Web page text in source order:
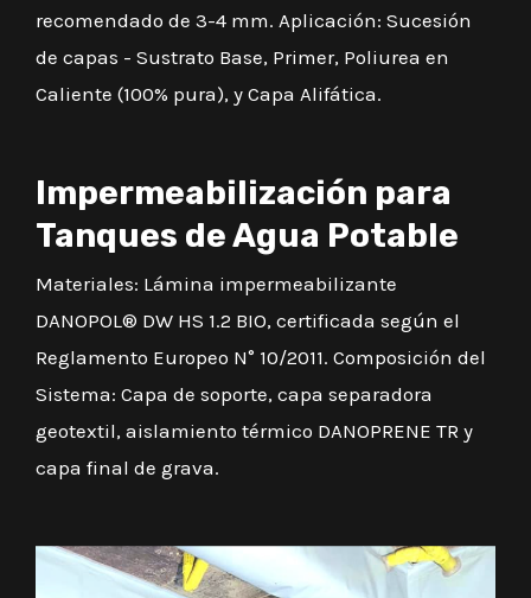
recomendado de 3-4 mm. Aplicación: Sucesión
de capas - Sustrato Base, Primer, Poliurea en
Caliente (100% pura), y Capa Alifática.
Impermeabilización para
Tanques de Agua Potable
Materiales: Lámina impermeabilizante
DANOPOL® DW HS 1.2 BIO, certificada según el
Reglamento Europeo N° 10/2011. Composición del
Sistema: Capa de soporte, capa separadora
geotextil, aislamiento térmico DANOPRENE TR y
capa final de grava.